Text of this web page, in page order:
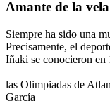
Amante de la vela
Siempre ha sido una
Precisamente, el
Iñaki se conocieron en
las Olimpiadas de
García